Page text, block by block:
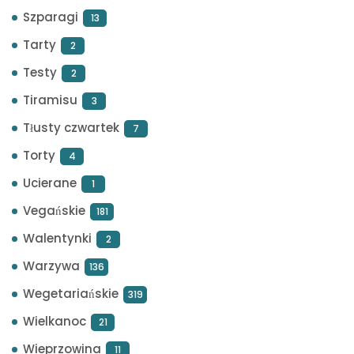
Szparagi 13
Tarty 2
Testy 2
Tiramisu 3
Tłusty czwartek 7
Torty 4
Ucierane 1
Vegańskie 181
Walentynki 2
Warzywa 136
Wegetariańskie 319
Wielkanoc 21
Wieprzowina 11